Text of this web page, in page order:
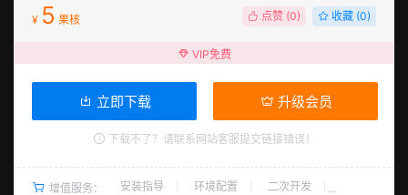
¥ 5 果核 点赞 (0) 收藏 (0)
VIP免费
立即下载 升级会员
下载不了？请联系网站客服提交链接错误！
增值服务： 安装指导 环境配置 二次开发